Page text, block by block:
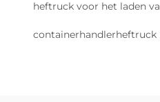
heftruck voor het laden
containerhandlerheftruck